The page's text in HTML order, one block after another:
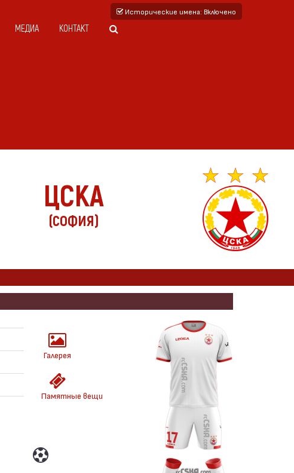
Исторические имена: Включено
МЕДИА КОНТАКТ
ЦСКА
(СОФИЯ)
Галерея
Памятные вещи